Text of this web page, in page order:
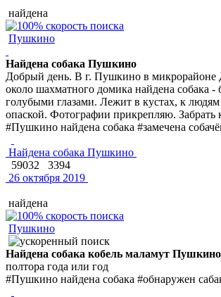
найдена
Пушкино
Найдена собака Пушкино
Добрый день. В г. Пушкино в микрорайоне
около шахматного домика найдена собака -
голубыми глазами. Лежит в кустах, к людям
опаской. Фотографии прикрепляю. Забрать
#Пушкино найдена собака #замечена
Найдена собака Пушкино
59032
3394
26 октября 2019
найдена
Пушкино
Найдена собака кобель маламут Пушкино
полтора года или год
#Пушкино найдена собака #обнаружен